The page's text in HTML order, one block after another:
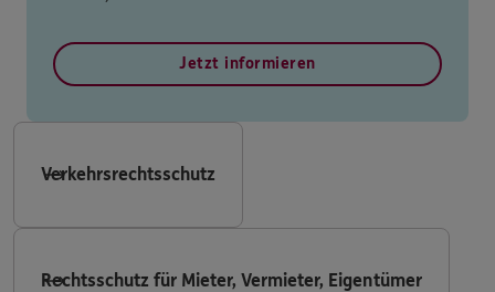
Jetzt informieren
Verkehrsrechtsschutz
Rechtsschutz für Mieter, Vermieter, Eigentümer